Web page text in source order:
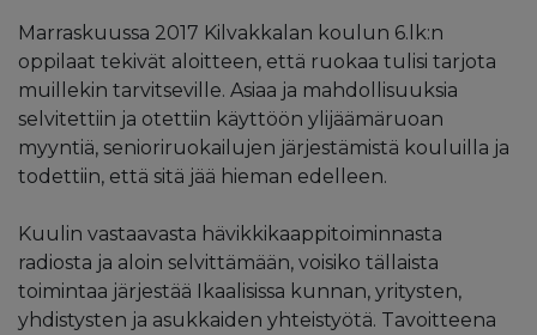
Marraskuussa 2017 Kilvakkalan koulun 6.lk:n
oppilaat tekivät aloitteen, että ruokaa tulisi tarjota
muillekin tarvitseville. Asiaa ja mahdollisuuksia
selvitettiin ja otettiin käyttöön ylijäämäruoan
myyntiä, senioriruokailujen järjestämistä kouluilla ja
todettiin, että sitä jää hieman edelleen.
Kuulin vastaavasta hävikkikaappitoiminnasta
radiosta ja aloin selvittämään, voisiko tällaista
toimintaa järjestää Ikaalisissa kunnan, yritysten,
yhdistysten ja asukkaiden yhteistyötä. Tavoitteena